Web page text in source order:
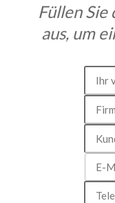
Füllen Sie
aus, um